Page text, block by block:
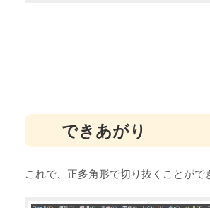
できあがり
これで、正多角形で切り抜くことがで